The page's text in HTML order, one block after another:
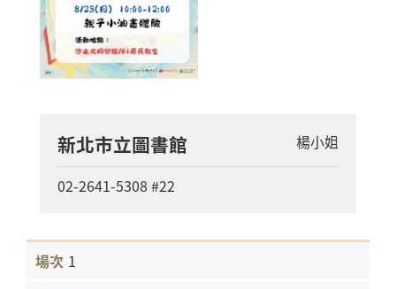
新北市立圖書館 楊小姐
02-2641-5308 #22
1